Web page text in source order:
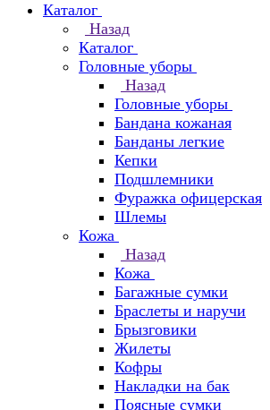
Каталог
Назад
Каталог
Головные уборы
Назад
Головные уборы
Бандана кожаная
Банданы легкие
Кепки
Подшлемники
Фуражка офицерская
Шлемы
Кожа
Назад
Кожа
Багажные сумки
Браслеты и наручи
Брызговики
Жилеты
Кофры
Накладки на бак
Поясные сумки